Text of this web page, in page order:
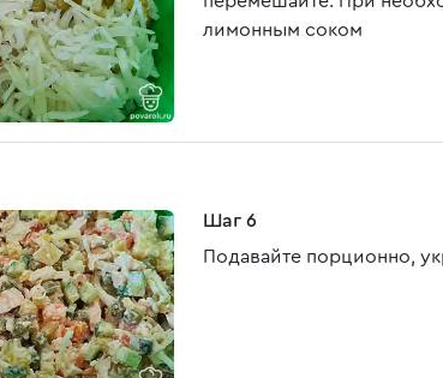
лимонным соком
Шаг 6
Подавайте порционно,